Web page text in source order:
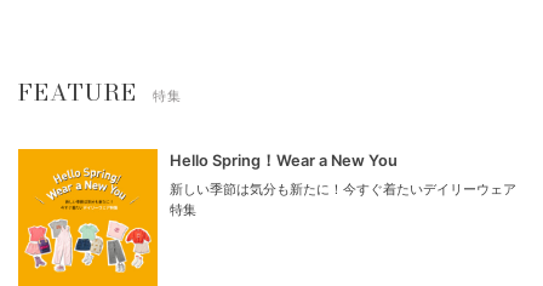
FEATURE 特集
Hello Spring！Wear a New You
新しい季節は気分も新たに！今すぐ着たいデイリーウェア
特集